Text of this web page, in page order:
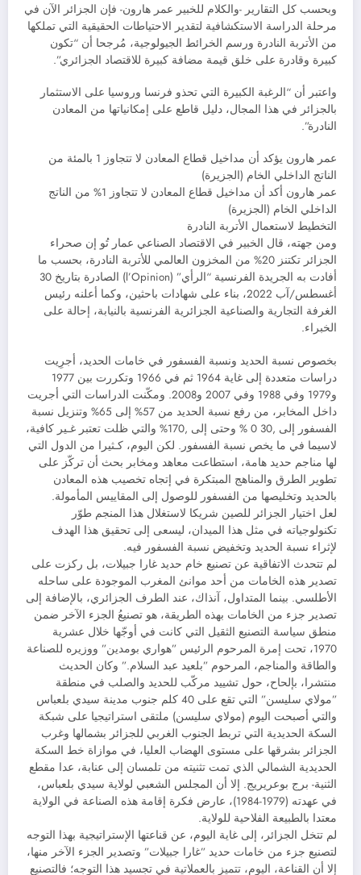
وبحسب كل التقارير -والكلام للخبير عمر هارون- فإن الجزائر الآن في
مرحلة الدراسة الاستكشافية لتقدير الاحتياطات الحقيقية التي تملكها
من الأتربة النادرة ورسم الخرائط الجيولوجية، مُرجحا أن “تكون
كبيرة وقادرة على خلق قيمة مضافة كبيرة للاقتصاد الجزائري”.
واعتبر أن “الرغبة الكبيرة التي تحذو فرنسا وروسيا على الاستثمار
بالجزائر في هذا المجال، دليل قاطع على إمكانياتها من المعادن
النادرة”.
عمر هارون يؤكد أن مداخيل قطاع المعادن لا تتجاوز 1 بالمئة من
الناتج الداخلي الخام (الجزيرة)
عمر هارون أكد أن مداخيل قطاع المعادن لا تتجاوز 1% من الناتج
الداخلي الخام (الجزيرة)
التخطيط لاستعمال الأتربة النادرة
ومن جهته، قال الخبير في الاقتصاد الصناعي عمار تُو إن صحراء
الجزائر تكتنز 20% من المخزون العالمي للأتربة النادرة، بحسب ما
أفادت به الجريدة الفرنسية “الرأي” (l’Opinion) الصادرة بتاريخ 30
أغسطس/آب 2022، بناء على شهادات باحثين، وكما أعلنه رئيس
الغرفة التجارية والصناعية الجزائرية الفرنسية بالنيابة، إحالة على
الخبراء.
بخصوص نسبة الحديد ونسبة الفسفور في خامات الحديد، أجرِيت
دراسات متعددة إلى غاية 1964 ثم في 1966 وتكررت بين 1977
و1979 وفي 1988 وفي 2007 و2008. ومكّنت الدراسات التي أجريت
داخل المخابر، من رفع نسبة الحديد من 57% إلى 65% وتنزيل نسبة
الفسفور إلى ,30 0 % وحتى إلى ,170% والتي ظلت تعتبر غـير كافية،
لاسيما في ما يخص نسبة الفسفور. لكن اليوم، كـثيرا من الدول التي
لها مناجم حديد هامة، استطاعت معاهد ومخابر بحث أن تركّز على
تطوير الطرق والمناهج المبتكرة في إتجاه تخصيب هذه المعادن
بالحديد وتخليصها من الفسفور للوصول إلى المقاييس المأمولة.
لعل اختيار الجزائر للصين شريكا لاستغلال هذا المنجم طوّر
تكنولوجياته في مثل هذا الميدان، ليسعى إلى تحقيق هذا الهدف
لإثراء نسبة الحديد وتخفيض نسبة الفسفور فيه.
لم تتحدث الاتفاقية عن تصنيع خام حديد غارا جبيلات، بل ركزت على
تصدير هذه الخامات من أحد موانئ المغرب الموجودة على ساحله
الأطلسي. بينما المتداول، آنذاك، عند الطرف الجزائري، بالإضافة إلى
تصدير جزء من الخامات بهذه الطريقة، هو تصنيعُ الجزء الآخر ضمن
منطق سياسة التصنيع الثقيل التي كانت في أوجّها خلال عشرية
1970، تحت إمرة المرحوم الرئيس ”هواري بومدين” ووزيره للصناعة
والطاقة والمناجم، المرحوم ”بلعيد عبد السلام.” وكان الحديث
منتشرا، بإلحاح، حول تشييد مركّب للحديد والصلب في منطقة
”مولاي سليسن” التي تقع على 40 كلم جنوب مدينة سيدي بلعباس
والتي أصبحت اليوم (مولاي سليسن) ملتقى استراتيجيا على شبكة
السكة الحديدية التي تربط الجنوب الغربي للجزائر بشمالها وغرب
الجزائر بشرقها على مستوى الهضاب العليا، في موازاة خط السكة
الحديدية الشمالي الذي تمت تثنيته من تلمسان إلى عنابة، عدا مقطع
الثنية- برج بوعريريج. إلا أن المجلس الشعبي لولاية سيدي بلعباس،
في عهدته (1979-1984)، عارض فكرة إقامة هذه الصناعة في الولاية
معتدا بالطبيعة الفلاحية للولاية.
لم تتخل الجزائر، إلى غاية اليوم، عن قناعتها الإستراتيجية بهذا التوجه
لتصنيع جزء من خامات حديد ”غارا جبيلات” وتصدير الجزء الآخر منها،
إلا أن القناعة، اليوم، تتميز بالعملاتية في تجسيد هذا التوجه؛ فالتصنيع